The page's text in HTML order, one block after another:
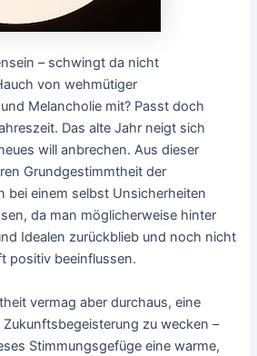
– schwingt da nicht
von wehmütiger
Melancholie mit? Passt doch
Das alte Jahr neigt sich
will anbrechen. Aus dieser
Grundgestimmtheit der
bei einem selbst Unsicherheiten
da man möglicherweise hinter
Idealen zurückblieb und noch nicht
positiv beeinflussen.
vermag aber durchaus, eine
zu wecken –
Stimmungsgefüge eine warme,